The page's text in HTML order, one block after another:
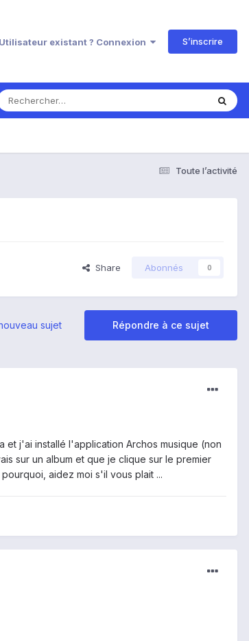
Utilisateur existant ? Connexion S’inscrire
Toute l’activité
Share Abonnés 0
Répondre à ce sujet
sujet
et j'ai installé l'application Archos musique (non
sur un album et que je clique sur le premier
aidez moi s'il vous plait ...